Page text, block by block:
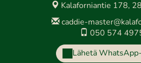
Kalaforniantie 178,
caddie-
050 574
Lähetä